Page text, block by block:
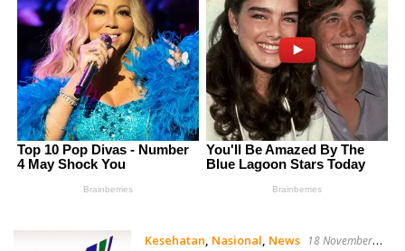
Kesehatan, Nasional, News
18 November